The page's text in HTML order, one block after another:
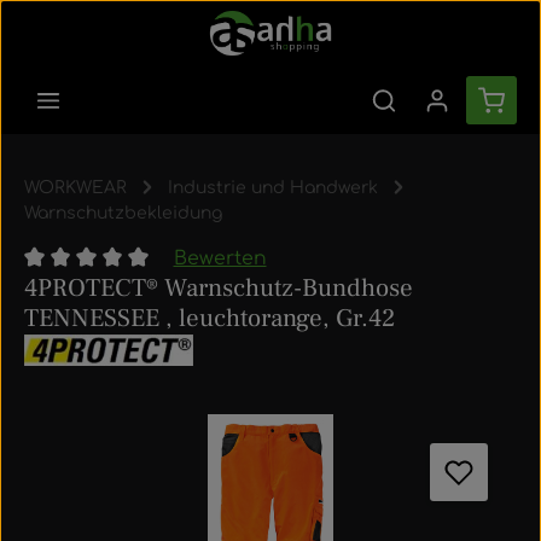
Zum Hauptinhalt springen
WORKWEAR
Industrie und Handwerk
Warnschutzbekleidung
Durchschnittliche Bewertung von 0 von 5 Sternen
Bewerten
4PROTECT® Warnschutz-Bundhose
TENNESSEE , leuchtorange, Gr.42
Bildergalerie überspringen